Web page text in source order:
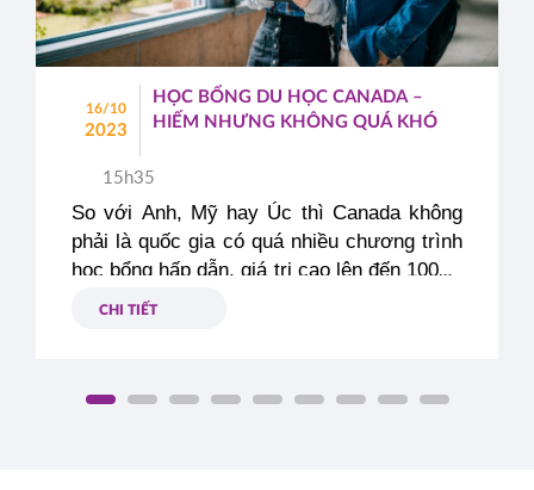
16/10
2023
HỌC BỔNG DU HỌC CANADA –
HIẾM NHƯNG KHÔNG QUÁ KHÓ
15h35
So với Anh, Mỹ hay Úc thì Canada không
phải là quốc gia có quá nhiều chương trình
học bổng hấp dẫn, giá trị cao lên đến 100%.
Nhưng nếu chịu khó tìm hiểu, săn lùng và
CHI TIẾT